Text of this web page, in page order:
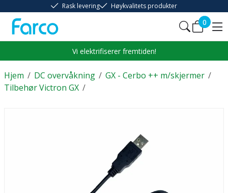
Rask levering Høykvalitets produkter
0
Vi elektrifiserer fremtiden!
/
Hjem /
DC overvåkning /
GX - Cerbo ++ m/skjermer
/
Tilbehør Victron GX